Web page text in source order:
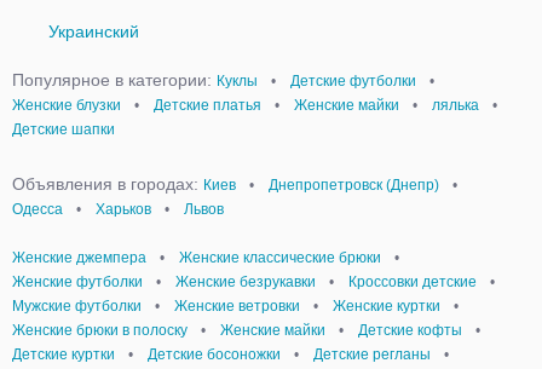
Украинский
Популярное в категории: Куклы • Детские футболки
•
Женские блузки
• Детские платья • Женские майки • лялька
•
Детские шапки
Объявления в городах: Киев • Днепропетровск (Днепр)
•
Одесса
• Харьков • Львов
Женские джемпера • Женские классические брюки
•
Женские футболки
• Женские безрукавки • Кроссовки детские
•
Мужские футболки
• Женские ветровки • Женские куртки
•
Женские брюки в полоску
• Женские майки • Детские кофты
•
Детские куртки
• Детские босоножки • Детские регланы
•